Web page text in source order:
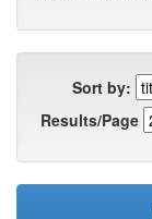
Sort by:
Results/Page